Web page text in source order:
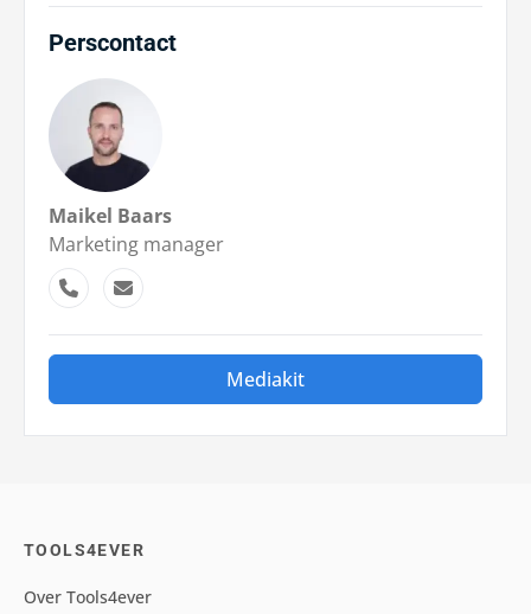
Perscontact
Maikel Baars
Marketing manager
Mediakit
TOOLS4EVER
Over Tools4ever